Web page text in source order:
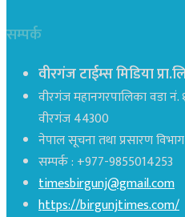
सम्पर्क
वीरगंज टाईम्स मिडिया
वीरगंज महानगरपालिका वडा नं.
वीरगंज 44300
नेपाल सूचना तथा प्रसारण
सम्पर्क : +977-9855014253
timesbirgunj@gmail.com
https://birgunjtimes.com/